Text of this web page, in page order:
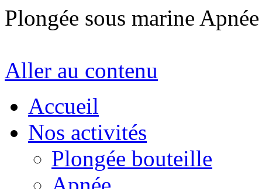
Plongée sous marine
Aller au contenu
Accueil
Nos activités
Plongée bouteille